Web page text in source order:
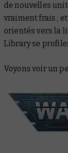
de nouvelles
vraiment frais ;
orientés vers la
Library se
Voyons voir un